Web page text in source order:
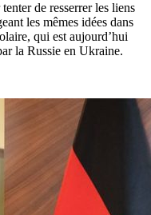
de resserrer les liens
les mêmes idées dans
qui est aujourd’hui
la Russie en Ukraine.